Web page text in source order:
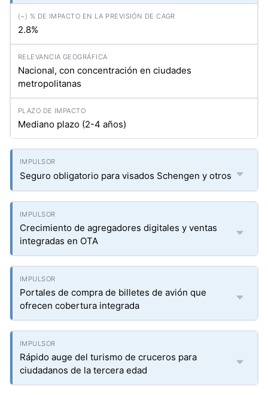
2.8%
Nacional, con concentración en ciudades
metropolitanas
Mediano plazo (2-4 años)
Seguro obligatorio para visados Schengen y otros
Crecimiento de agregadores digitales y ventas
integradas en OTA
Portales de compra de billetes de avión que
ofrecen cobertura integrada
Rápido auge del turismo de cruceros para
ciudadanos de la tercera edad